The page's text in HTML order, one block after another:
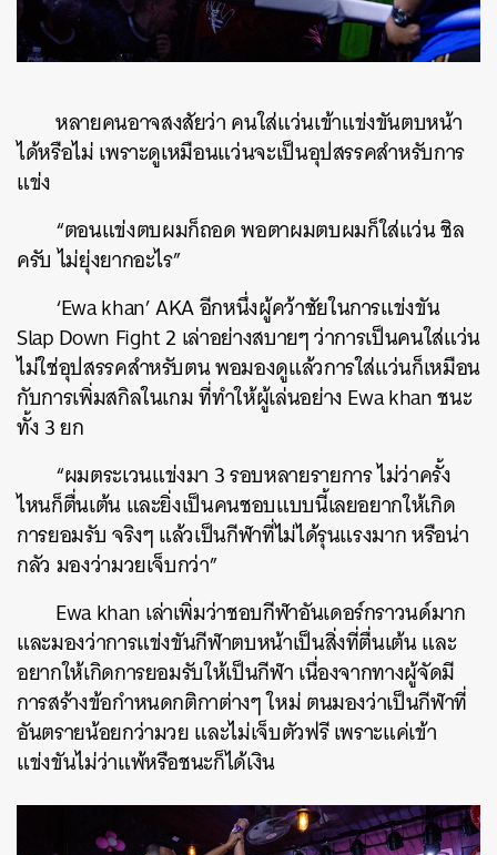
หลายคนอาจสงสัยว่า คนใส่แว่นเข้าแข่งขันตบหน้า
ได้หรือไม่ เพราะดูเหมือนแว่นจะเป็นอุปสรรคสำหรับการ
แข่ง
“ตอนแข่งตบผมก็ถอด พอตาผมตบผมก็ใส่แว่น ชิล
ครับ ไม่ยุ่งยากอะไร”
‘Ewa khan’ AKA อีกหนึ่งผู้คว้าชัยในการแข่งขัน
Slap Down Fight 2 เล่าอย่างสบายๆ ว่าการเป็นคนใส่แว่น
ไม่ใช่อุปสรรคสำหรับตน พอมองดูแล้วการใส่แว่นก็เหมือน
กับการเพิ่มสกิลในเกม ที่ทำให้ผู้เล่นอย่าง Ewa khan ชนะ
ทั้ง 3 ยก
“ผมตระเวนแข่งมา 3 รอบหลายรายการ ไม่ว่าครั้ง
ไหนก็ตื่นเต้น และยิ่งเป็นคนชอบแบบนี้เลยอยากให้เกิด
การยอมรับ จริงๆ แล้วเป็นกีฬาที่ไม่ได้รุนแรงมาก หรือน่า
กลัว มองว่ามวยเจ็บกว่า”
Ewa khan เล่าเพิ่มว่าชอบกีฬาอันเดอร์กราวนด์มาก
และมองว่าการแข่งขันกีฬาตบหน้าเป็นสิ่งที่ตื่นเต้น และ
อยากให้เกิดการยอมรับให้เป็นกีฬา เนื่องจากทางผู้จัดมี
การสร้างข้อกำหนดกติกาต่างๆ ใหม่ ตนมองว่าเป็นกีฬาที่
อันตรายน้อยกว่ามวย และไม่เจ็บตัวฟรี เพราะแค่เข้า
แข่งขันไม่ว่าแพ้หรือชนะก็ได้เงิน